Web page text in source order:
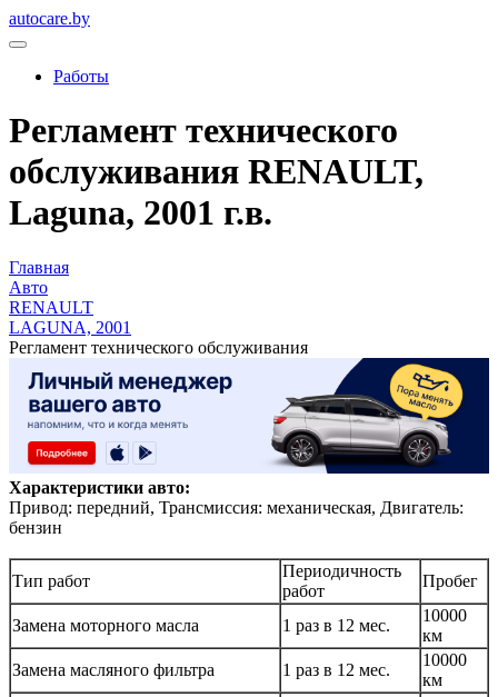
autocare.by
Работы
Регламент технического
обслуживания RENAULT,
Laguna, 2001 г.в.
Главная
Авто
RENAULT
LAGUNA, 2001
Регламент технического обслуживания
Характеристики авто:
Привод: передний, Трансмиссия: механическая, Двигатель:
бензин
Тип работ
Периодичность
работ
Пробег
Замена моторного масла 1 раз в 12 мес.
10000
км
Замена масляного фильтра
1 раз в 12 мес.
10000
км